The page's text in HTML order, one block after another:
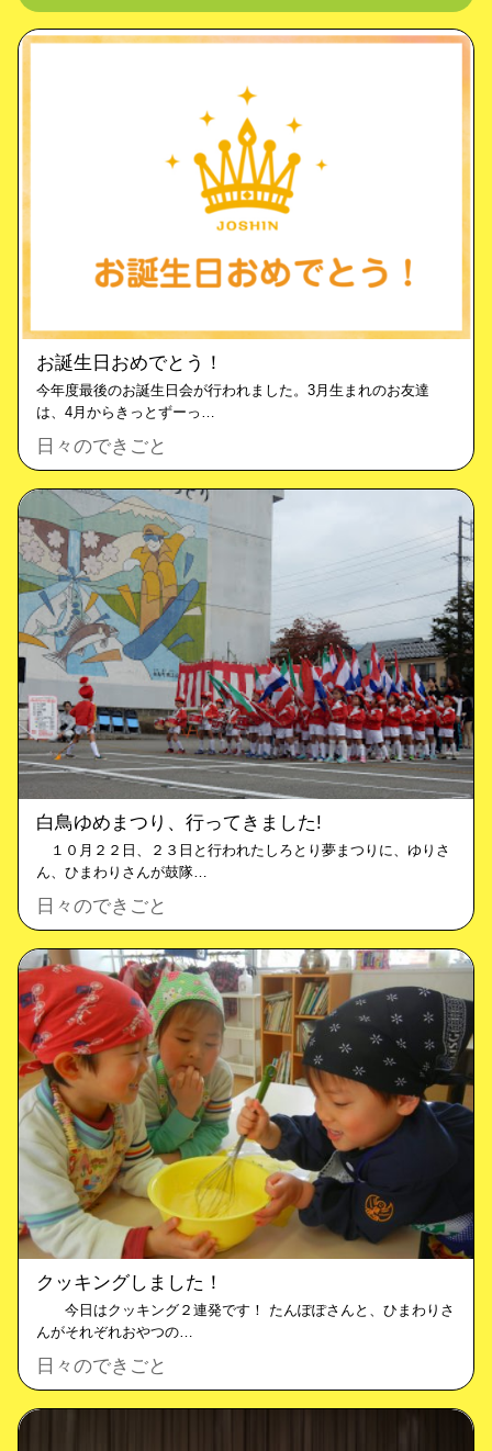
お誕生日おめでとう！
今年度最後のお誕生日会が行われました。3月生まれのお友達
は、4月からきっとずーっ…
日々のできごと
白鳥ゆめまつり、行ってきました!
１０月２２日、２３日と行われたしろとり夢まつりに、ゆりさ
ん、ひまわりさんが鼓隊…
日々のできごと
クッキングしました！
今日はクッキング２連発です！ たんぽぽさんと、ひまわりさ
んがそれぞれおやつの…
日々のできごと